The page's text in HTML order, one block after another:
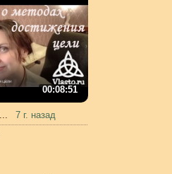
00:08:51
7 г. назад